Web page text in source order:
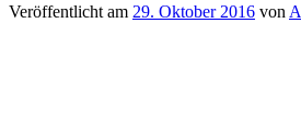
Veröffentlicht am 29. Oktober 2016 von